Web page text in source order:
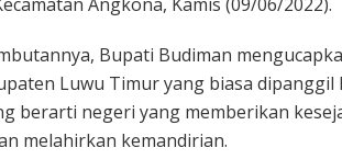
Bupati Budiman
Luwu Timur yang biasa
berarti negeri yang memberikan
melahirkan kemandirian.